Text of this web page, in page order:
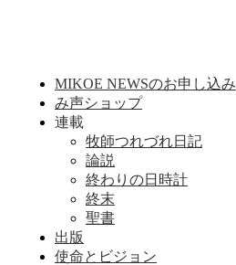
MIKOE NEWSのお申し込み
み声ショップ
連載
牧師つれづれ日記
論説
終わりの日時計
終末
聖書
出版
使命とビジョン